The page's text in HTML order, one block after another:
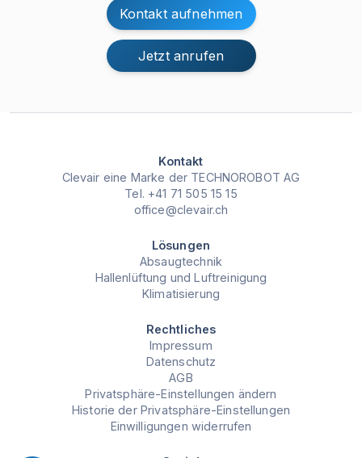
Kontakt aufnehmen
Jetzt anrufen
Kontakt
Clevair eine Marke der TECHNOROBOT AG
Tel. +41 71 505 15 15
office@clevair.ch
Lösungen
Absaugtechnik
Hallenlüftung und Luftreinigung
Klimatisierung
Rechtliches
Impressum
Datenschutz
AGB
Privatsphäre-Einstellungen ändern
Historie der Privatsphäre-Einstellungen
Einwilligungen widerrufen